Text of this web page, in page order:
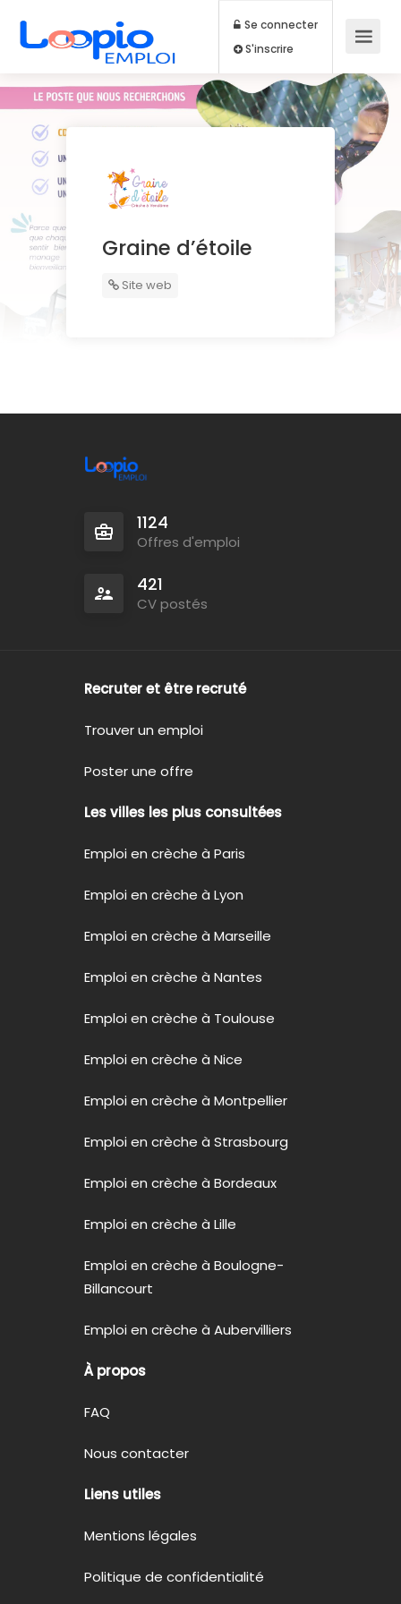
Se connecter
S'inscrire
Graine d’étoile
Site web
1124
Offres d'emploi
421
CV postés
Recruter et être recruté
Trouver un emploi
Poster une offre
Les villes les plus consultées
Emploi en crèche à Paris
Emploi en crèche à Lyon
Emploi en crèche à Marseille
Emploi en crèche à Nantes
Emploi en crèche à Toulouse
Emploi en crèche à Nice
Emploi en crèche à Montpellier
Emploi en crèche à Strasbourg
Emploi en crèche à Bordeaux
Emploi en crèche à Lille
Emploi en crèche à Boulogne-
Billancourt
Emploi en crèche à Aubervilliers
À propos
FAQ
Nous contacter
Liens utiles
Mentions légales
Politique de confidentialité